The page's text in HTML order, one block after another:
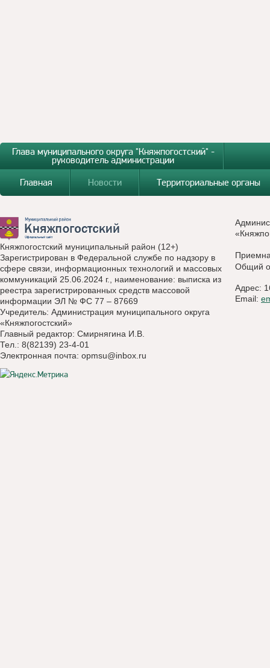
Глава муниципального округа "Княжпогостский" -
руководитель администрации
Главная
Новости Территориальные органы
Княжпогостский муниципальный район (12+)
Зарегистрирован в Федеральной службе по надзору в
сфере связи, информационных технологий и массовых
коммуникаций 25.06.2024 г., наименование: выписка из
реестра зарегистрированных средств массовой
информации ЭЛ № ФС 77 – 87669
Учредитель: Администрация муниципального округа
«Княжпогостский»
Главный редактор: Смирнягина И.В.
Тел.: 8(82139) 23-4-01
Электронная почта: opmsu@inbox.ru
Общий
Адрес:
Email: